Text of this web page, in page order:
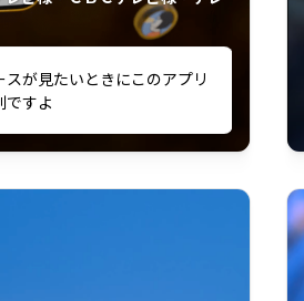
もしろ番組が視聴可能地域
の嬉しいポイント
ていただいております！